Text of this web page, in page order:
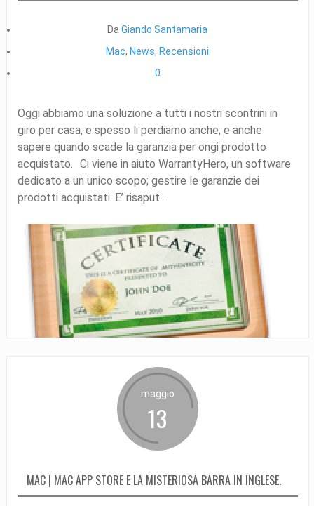
DaGiando Santamaria
Mac, News, Recensioni
0
Oggi abbiamo una soluzione a tutti i nostri scontrini in
giro per casa, e spesso li perdiamo anche, e anche
sapere quando scade la garanzia per ongi prodotto
acquistato. Ci viene in aiuto WarrantyHero, un software
dedicato a un unico scopo; gestire le garanzie dei
prodotti acquistati. E’ risaput...
maggio
13
MAC | MAC APP STORE E LA MISTERIOSA BARRA IN INGLESE.